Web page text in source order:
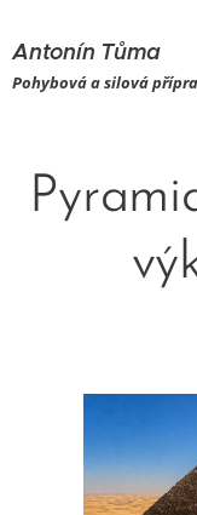
Antonín Tůma
Pohybová a silová